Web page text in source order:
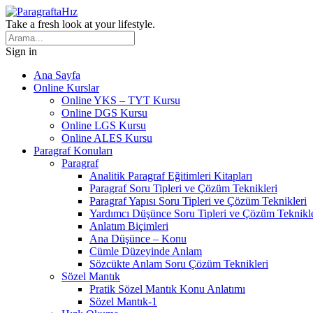
Take a fresh look at your lifestyle.
Sign in
Ana Sayfa
Online Kurslar
Online YKS – TYT Kursu
Online DGS Kursu
Online LGS Kursu
Online ALES Kursu
Paragraf Konuları
Paragraf
Analitik Paragraf Eğitimleri Kitapları
Paragraf Soru Tipleri ve Çözüm Teknikleri
Paragraf Yapısı Soru Tipleri ve Çözüm Teknikleri
Yardımcı Düşünce Soru Tipleri ve Çözüm
Anlatım Biçimleri
Ana Düşünce – Konu
Cümle Düzeyinde Anlam
Sözcükte Anlam Soru Çözüm Teknikleri
Sözel Mantık
Pratik Sözel Mantık Konu Anlatımı
Sözel Mantık-1